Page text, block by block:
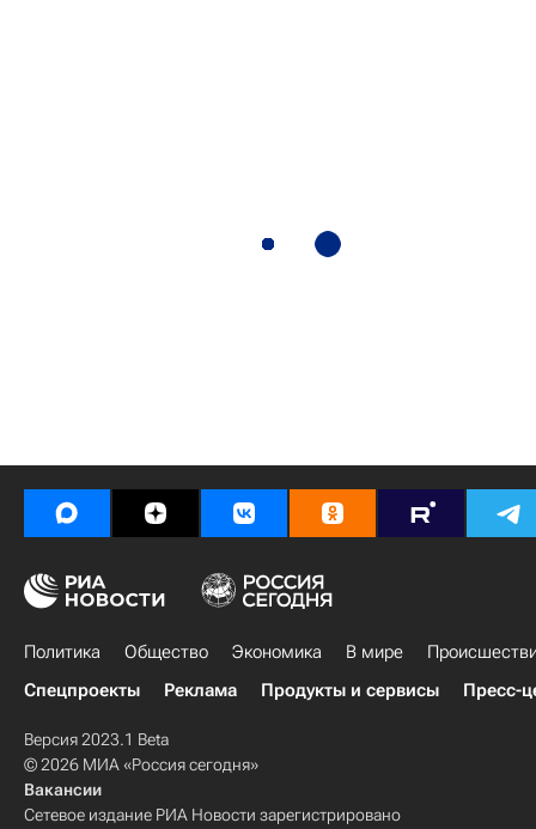
Политика Общество Экономика В мире
Спецпроекты
Реклама Продукты и сервисы Пресс-
Версия 2023.1 Beta
© 2026 МИА «Россия сегодня»
Вакансии
Сетевое издание РИА Новости зарегистрировано